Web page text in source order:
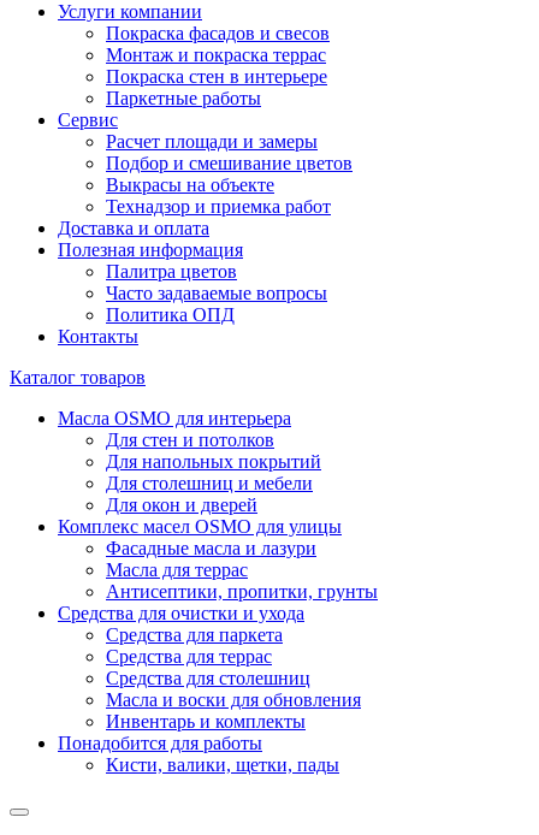
Услуги компании
Покраска фасадов и свесов
Монтаж и покраска террас
Покраска стен в интерьере
Паркетные работы
Сервис
Расчет площади и замеры
Подбор и смешивание цветов
Выкрасы на объекте
Технадзор и приемка работ
Доставка и оплата
Полезная информация
Палитра цветов
Часто задаваемые вопросы
Политика ОПД
Контакты
Каталог товаров
Масла OSMO для интерьера
Для стен и потолков
Для напольных покрытий
Для столешниц и мебели
Для окон и дверей
Комплекс масел OSMO для улицы
Фасадные масла и лазури
Масла для террас
Антисептики, пропитки, грунты
Средства для очистки и ухода
Средства для паркета
Средства для террас
Средства для столешниц
Масла и воски для обновления
Инвентарь и комплекты
Понадобится для работы
Кисти, валики, щетки, пады